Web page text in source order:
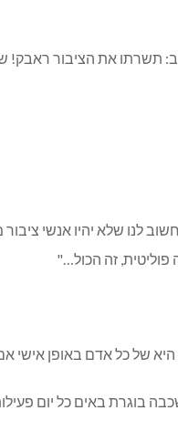
תשרתו את הציבור ראבק!
לנו שלא יהיו אנשי
זה הכול…"
של כל אדם באופן אישי
בוגרת באים כל יום